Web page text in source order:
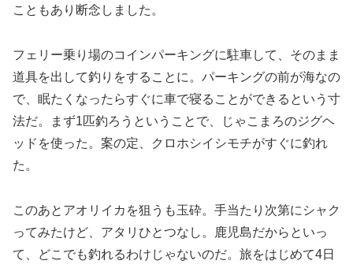
こともあり断念しました。
フェリー乗り場のコインパーキングに駐車して、そのまま
道具を出して釣りをすることに。パーキングの前が海なの
で、眠たくなったらすぐに車で寝ることができるという寸
法だ。まず1匹釣ろうということで、じゃこまろのジグヘ
ッドを使った。案の定、クロホシイシモチがすぐに釣れ
た。
このあとアオリイカを狙うも玉砕。手当たり次第にシャク
ってみたけど、アタリひとつなし。鹿児島だからといっ
て、どこでも釣れるわけじゃないのだ。旅をはじめて4日